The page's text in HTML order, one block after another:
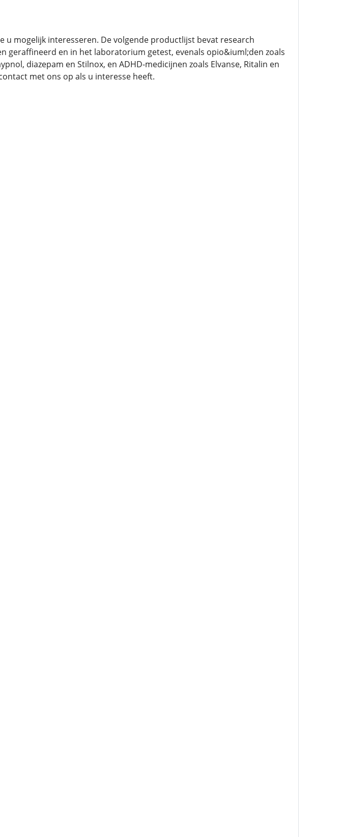
mogelijk interesseren. De volgende productlijst bevat research
geraffineerd en in het laboratorium getest, evenals opio&iuml;den zoals
diazepam en Stilnox, en ADHD-medicijnen zoals Elvanse, Ritalin en
met ons op als u interesse heeft.